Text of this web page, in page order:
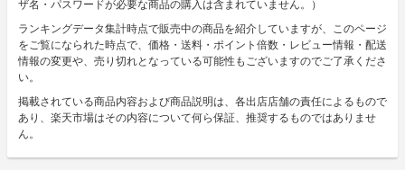
ザ名・パスワードが必要な商品の購入は含まれていません。）
ランキングデータ集計時点で販売中の商品を紹介していますが、このページ
をご覧になられた時点で、価格・送料・ポイント倍数・レビュー情報・配送
情報の変更や、売り切れとなっている可能性もございますのでご了承くださ
い。
掲載されている商品内容および商品説明は、各出店店舗の責任によるもので
あり、楽天市場はその内容について何ら保証、推奨するものではありませ
ん。